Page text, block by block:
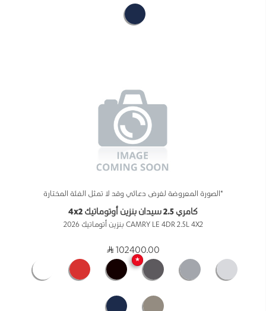
*الصورة المعروضة لغرض دعائي وقد لا تمثل الفئة المختارة
كامري 2.5 سيدان بنزين أوتوماتيك 4x2
CAMRY LE 4DR 2.5L 4X2 بنزين أتوماتيك 2026
102400.00
★